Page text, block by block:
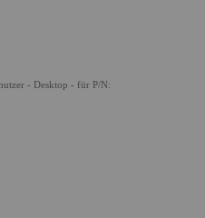
- Desktop - für P/N: